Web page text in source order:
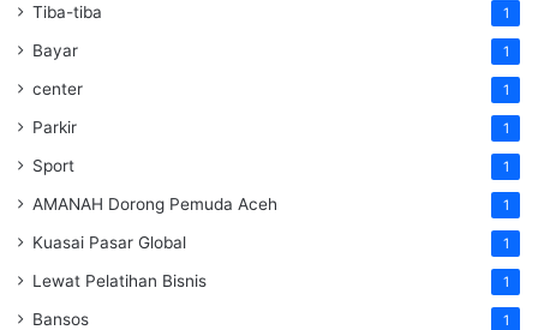
Tiba-tiba 1
Bayar 1
center 1
Parkir 1
Sport 1
AMANAH Dorong Pemuda Aceh 1
Kuasai Pasar Global 1
Lewat Pelatihan Bisnis 1
Bansos 1